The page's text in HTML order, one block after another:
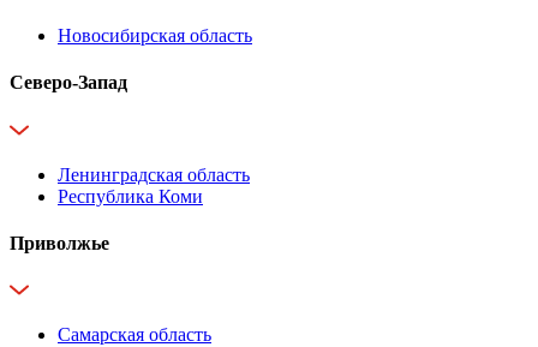
Новосибирская область
Северо-Запад
Ленинградская область
Республика Коми
Приволжье
Самарская область